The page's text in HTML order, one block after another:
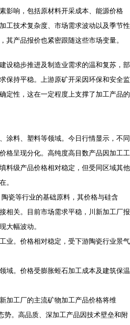
影响，包括原材料开采成本、能源价格
工技术复杂度、市场需求波动以及季节性
其产品报价也紧密跟随这些市场变量。
设稳步推进及制造业需求的温和复苏，部
保持平稳。上游原矿开采因环保和安全监
定性，这在一定程度上支撑了加工产品的
涂料、塑料等领域。今日行情显示，不同
格呈现分化。高纯度高目数产品因加工工
料级产品价格相对稳定，但受同区域其他
。
瓷等行业的基础原料，其价格与硅含
相关。目前市场需求平稳，川新加工厂报
大幅波动。
业。价格相对稳定，受下游陶瓷行业景气
域。价格受膨胀蛭石加工成本及建筑保温
加工厂的主流矿物加工产品价格将维
势。高品质、深加工产品因技术壁垒和附